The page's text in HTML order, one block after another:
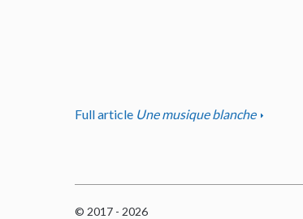
Full article Une musique blanche
© 2017 - 2026